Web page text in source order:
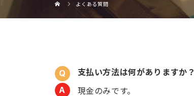
よくある質問
支払い方法は何がありますか？
現金のみです。